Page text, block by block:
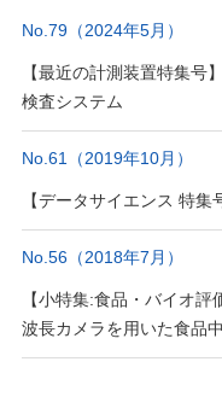
No.79（2024年5月）
【最近の計測装置特集号
検査システム
No.61（2019年10月）
【データサイエンス 特
No.56（2018年7月）
【小特集:食品・バイオ
波長カメラを用いた食品